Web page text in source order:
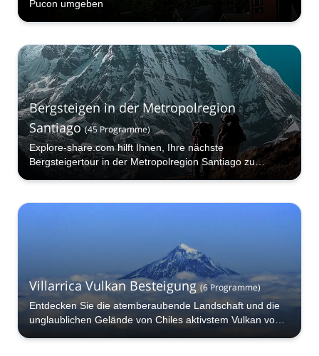
Pucon umgeben
Bergsteigen in der Metropolregion
Santiago (45 Programme)
Explore-share.com hilft Ihnen, Ihre nächste
Bergsteigertour in der Metropolregion Santiago zu
Villarrica Vulkan Besteigung (6Programme)
Entdecken Sie die atemberaubende Landschaft und die
unglaublichen Gelände von Chiles aktivstem Vulkan von